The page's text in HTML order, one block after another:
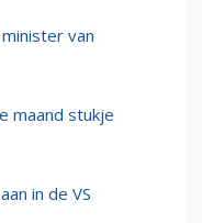
van
maand stukje
in de VS